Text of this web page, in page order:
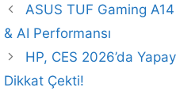
ASUS TUF Gaming
& AI Performansı
HP, CES 2026’da
Dikkat Çekti!